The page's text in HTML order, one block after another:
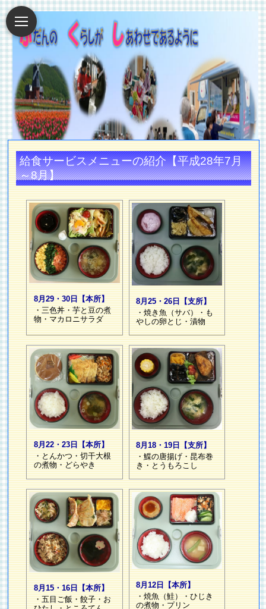
給食サービスメニューの紹介【平成28年7月
～8月】
8月29・30日【本所】
・三色丼・芋と豆の煮
物・マカロニサラダ
8月25・26日【支所】
・焼き魚（サバ）・も
やしの卵とじ・漬物
8月22・23日【本所】
・とんかつ・切干大根
の煮物・どらやき
8月18・19日【支所】
・鰈の唐揚げ・昆布巻
き・とうもろこし
8月15・16日【本所】
・五目ご飯・餃子・お
8月12日【本所】
・焼魚（鮭）・ひじき
の煮物・プリン